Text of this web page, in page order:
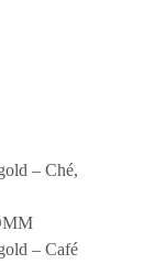
– Ché,
– Café